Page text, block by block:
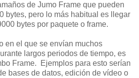
de Jumo Frame que pueden
bytes, pero lo más habitual es llegar
bytes por paquete o frame.
en el que se envían muchos
largos periodos de tiempo, es
Frame. Ejemplos para esto serían
bases de datos, edición de vídeo o